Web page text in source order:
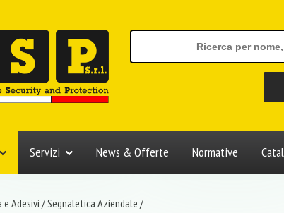
Servizi News & Offerte Normative
Adesivi /Segnaletica Aziendale /